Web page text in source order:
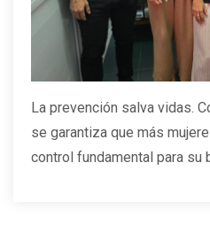
La prevención salva vidas.
se garantiza que más
control fundamental para su